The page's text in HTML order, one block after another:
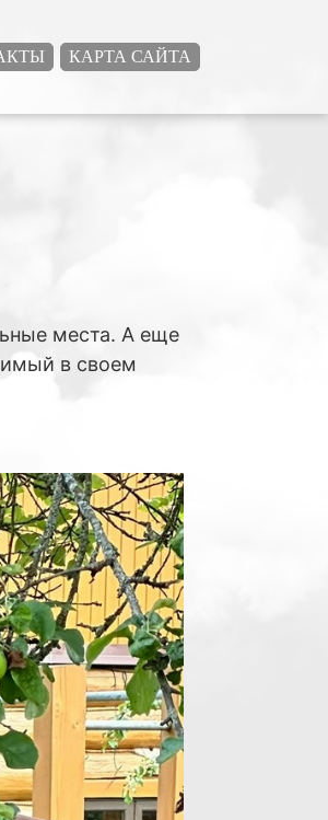
КАРТА САЙТА
места. А еще
в своем